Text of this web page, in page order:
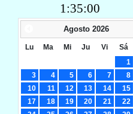
1:35:01
Agosto 2026
Lu Ma Mi Ju Vi Sá
1
3
4 5 6 7 8
10
11 12 13 14 15
17
18 19 20 21 22